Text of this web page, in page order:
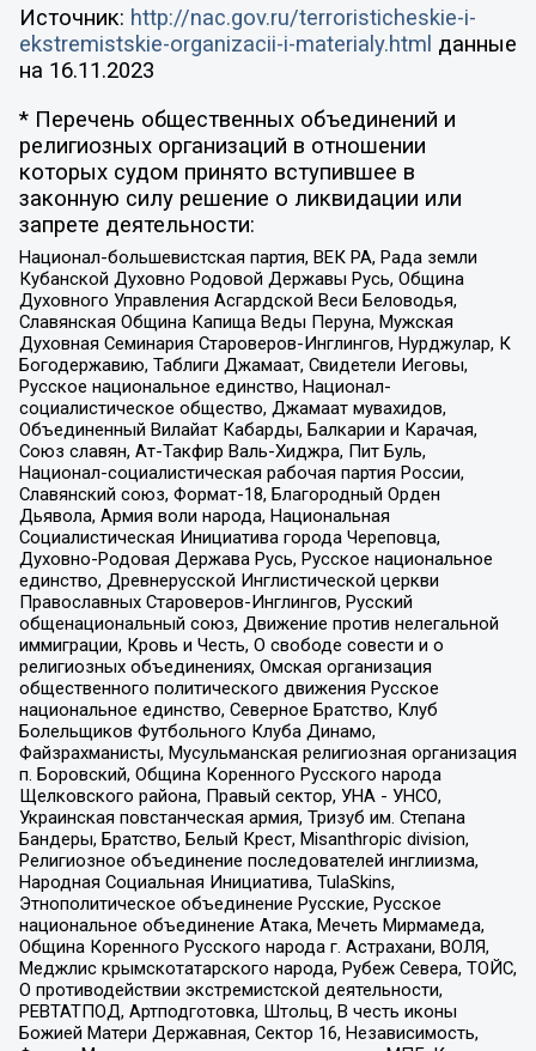
Источник: http://nac.gov.ru/terroristicheskie-i-
ekstremistskie-organizacii-i-materialy.html данные
на 16.11.2023
* Перечень общественных объединений и
религиозных организаций в отношении
которых судом принято вступившее в
законную силу решение о ликвидации или
запрете деятельности:
Национал-большевистская партия, ВЕК РА, Рада земли
Кубанской Духовно Родовой Державы Русь, Община
Духовного Управления Асгардской Веси Беловодья,
Славянская Община Капища Веды Перуна, Мужская
Духовная Семинария Староверов-Инглингов, Нурджулар, К
Богодержавию, Таблиги Джамаат, Свидетели Иеговы,
Русское национальное единство, Национал-
социалистическое общество, Джамаат мувахидов,
Объединенный Вилайат Кабарды, Балкарии и Карачая,
Союз славян, Ат-Такфир Валь-Хиджра, Пит Буль,
Национал-социалистическая рабочая партия России,
Славянский союз, Формат-18, Благородный Орден
Дьявола, Армия воли народа, Национальная
Социалистическая Инициатива города Череповца,
Духовно-Родовая Держава Русь, Русское национальное
единство, Древнерусской Инглистической церкви
Православных Староверов-Инглингов, Русский
общенациональный союз, Движение против нелегальной
иммиграции, Кровь и Честь, О свободе совести и о
религиозных объединениях, Омская организация
общественного политического движения Русское
национальное единство, Северное Братство, Клуб
Болельщиков Футбольного Клуба Динамо,
Файзрахманисты, Мусульманская религиозная организация
п. Боровский, Община Коренного Русского народа
Щелковского района, Правый сектор, УНА - УНСО,
Украинская повстанческая армия, Тризуб им. Степана
Бандеры, Братство, Белый Крест, Misanthropic division,
Религиозное объединение последователей инглиизма,
Народная Социальная Инициатива, TulaSkins,
Этнополитическое объединение Русские, Русское
национальное объединение Атака, Мечеть Мирмамеда,
Община Коренного Русского народа г. Астрахани, ВОЛЯ,
Меджлис крымскотатарского народа, Рубеж Севера, ТОЙС,
О противодействии экстремистской деятельности,
РЕВТАТПОД, Артподготовка, Штольц, В честь иконы
Божией Матери Державная, Сектор 16, Независимость,